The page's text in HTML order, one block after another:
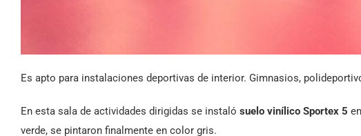
Es apto para instalaciones deportivas de interior. Gimnasios,
En esta sala de actividades dirigidas se instaló suelo vinílico Sportex 5
verde, se pintaron finalmente en color gris.